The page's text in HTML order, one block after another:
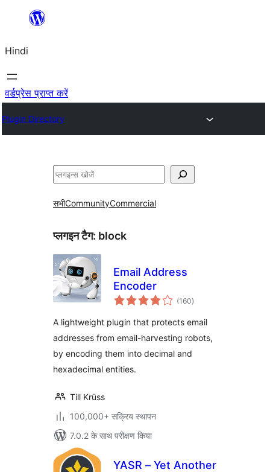
सामग्री
जाएं
Hindi
वर्डप्रेस प्राप्त करें
Plugin Directory
खोजें
सभीCommunityCommercial
प्लगइन टैग: block
Email Address
Encoder
(160कुल
दर)
A lightweight plugin that protects email
addresses from email-harvesting robots,
by encoding them into decimal and
hexadecimal entities.
Till Krüss
100,000+ सक्रिय स्थापन
7.0.2 के साथ परीक्षण किया
YASR – Yet Another